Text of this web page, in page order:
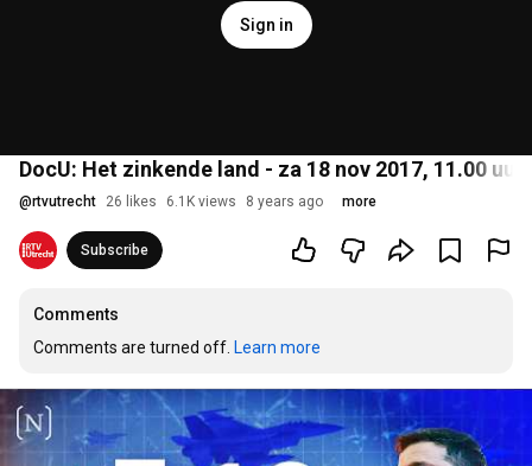
Sign in
DocU: Het zinkende land - za 18 nov 2017, 11.00
@rtvutrecht 26 likes 6.1K views 8 years ago more
Subscribe
Comments
Comments are turned off. Learn more